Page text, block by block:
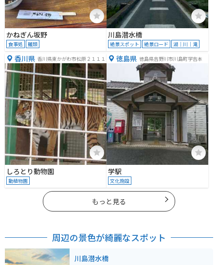
かねぎん坂野
食事処 麺類
川島潜水橋
絶景スポット 絶景ロード 湖｜川｜滝
香川県 香川県東かがわ市松原２１１１
しろとり動物園
動植物園
徳島県 徳島県吉野川市川島町学吉本
学駅
文化施設
もっと見る
周辺の景色が綺麗なスポット
川島潜水橋